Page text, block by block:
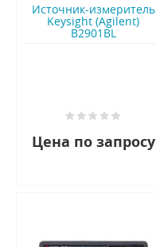
Источник-измеритель
Keysight (Agilent)
B2901BL
Цена по запросу